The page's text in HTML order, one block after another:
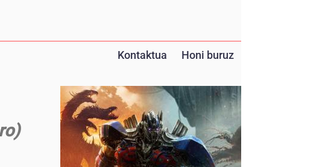
Kontaktua Honi buruz